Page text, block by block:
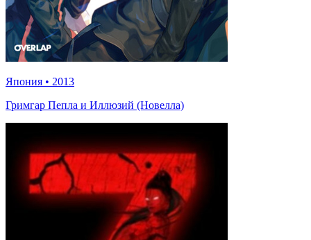
Япония • 2013
Гримгар Пепла и Иллюзий (Новелла)